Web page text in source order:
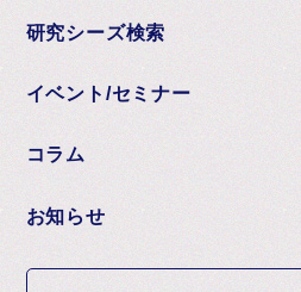
研究シーズ検索
イベント/セミナー
コラム
お知らせ